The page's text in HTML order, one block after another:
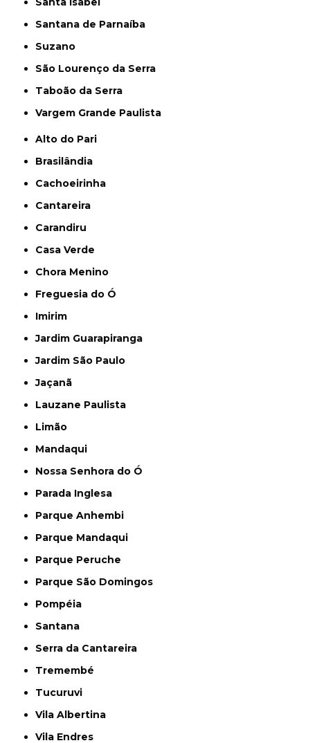
Santana de Parnaíba
Suzano
São Lourenço da Serra
Taboão da Serra
Vargem Grande Paulista
Alto do Pari
Brasilândia
Cachoeirinha
Cantareira
Carandiru
Casa Verde
Chora Menino
Freguesia do Ó
Imirim
Jardim Guarapiranga
Jardim São Paulo
Jaçanã
Lauzane Paulista
Limão
Mandaqui
Nossa Senhora do Ó
Parada Inglesa
Parque Anhembi
Parque Mandaqui
Parque Peruche
Parque São Domingos
Pompéia
Santana
Serra da Cantareira
Tremembé
Tucuruvi
Vila Albertina
Vila Endres